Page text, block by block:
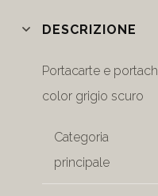
DESCRIZIONE
Portacarte e
color grigio scuro
Categoria
principale